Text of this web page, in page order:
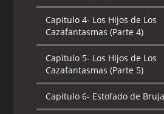
Capitulo 4- Los Hijos de Los
Cazafantasmas (Parte 4)
Capitulo 5- Los Hijos de Los
Cazafantasmas (Parte 5)
Capitulo 6- Estofado de